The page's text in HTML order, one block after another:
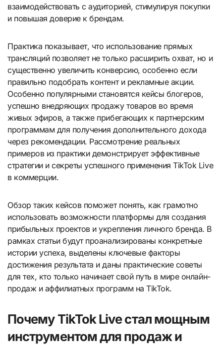
взаимодействовать с аудиторией, стимулируя покупки
и повышая доверие к брендам.
Практика показывает, что использование прямых
трансляций позволяет не только расширить охват, но и
существенно увеличить конверсию, особенно если
правильно подобрать контент и рекламные акции.
Особенно популярными становятся кейсы блогеров,
успешно внедряющих продажу товаров во время
живых эфиров, а также прибегающих к партнерским
программам для получения дополнительного дохода
через рекомендации. Рассмотрение реальных
примеров из практики демонстрирует эффективные
стратегии и секреты успешного применения TikTok Live
в коммерции.
Обзор таких кейсов поможет понять, как грамотно
использовать возможности платформы для создания
прибыльных проектов и укрепления личного бренда. В
рамках статьи будут проанализированы конкретные
истории успеха, выделены ключевые факторы
достижения результата и даны практические советы
для тех, кто только начинает свой путь в мире онлайн-
продаж и аффилиатных программ на TikTok.
Почему TikTok Live стал мощным
инструментом для продаж и